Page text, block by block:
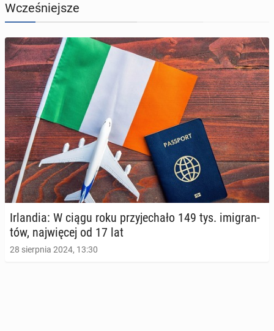
Wcześniejsze
Ir­lan­dia: W ciągu roku przy­je­cha­ło 149 tys. imi­gran­
tów, naj­wię­cej od 17 lat
28 sierpnia 2024, 13:30